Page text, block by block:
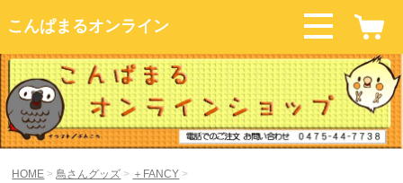
こんぱまるオンライン
HOME 鳥さんグッズ
＋FANCY